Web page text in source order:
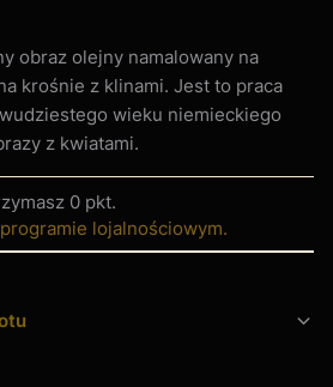
obraz olejny namalowany na
krośnie z klinami. Jest to praca
wieku niemieckiego
z kwiatami.
0 pkt.
lojalnościowym.